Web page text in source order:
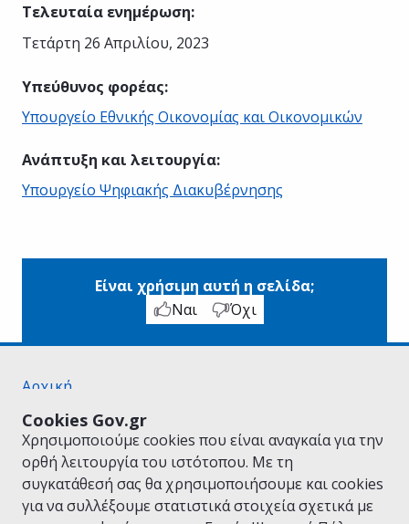
Cookies Gov.gr
Χρησιμοποιούμε cookies που είναι αναγκαία για την
ορθή λειτουργία του ιστότοπου. Με τη
συγκατάθεσή σας θα χρησιμοποιήσουμε και cookies
για να συλλέξουμε στατιστικά στοιχεία σχετικά με
Τελευταία ενημέρωση:
Τετάρτη 26 Απριλίου, 2023
Υπεύθυνος φορέας:
Υπουργείο Εθνικής Οικονομίας και Οικονομικών
Ανάπτυξη και λειτουργία:
Υπουργείο Ψηφιακής Διακυβέρνησης
Είναι χρήσιμη αυτή η σελίδα;
Ναι
Όχι
Αρχική
Όροι Χρήσης
Πολιτική Απορρήτου
Δήλωση προσβασιμότητας
Πολιτική cookies
Προτάσεις για το gov.gr